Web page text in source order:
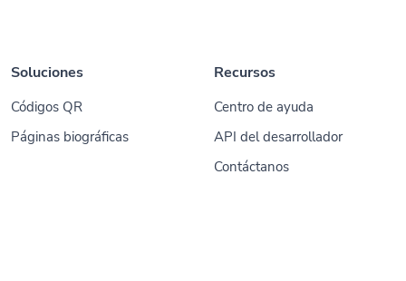
Soluciones
Códigos QR
Páginas biográficas
Recursos
Centro de ayuda
API del desarrollador
Contáctanos